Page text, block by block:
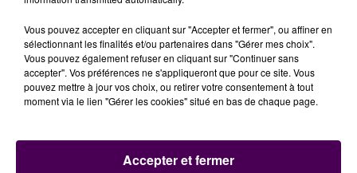
Vous pouvez accepter en cliquant sur "Accepter et fermer", ou affiner en
sélectionnant les finalités et/ou partenaires dans "Gérer mes choix".
Vous pouvez également refuser en cliquant sur "Continuer sans
accepter". Vos préférences ne s'appliqueront que pour ce site. Vous
pouvez mettre à jour vos choix, ou retirer votre consentement à tout
moment via le lien "Gérer les cookies" situé en bas de chaque page.
Accepter et fermer